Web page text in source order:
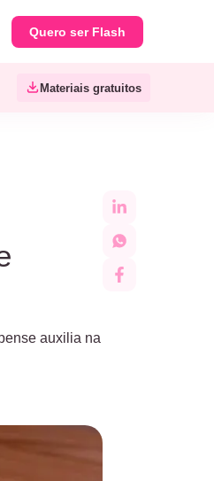
Quero ser Flash
Materiais gratuitos
auxilia na